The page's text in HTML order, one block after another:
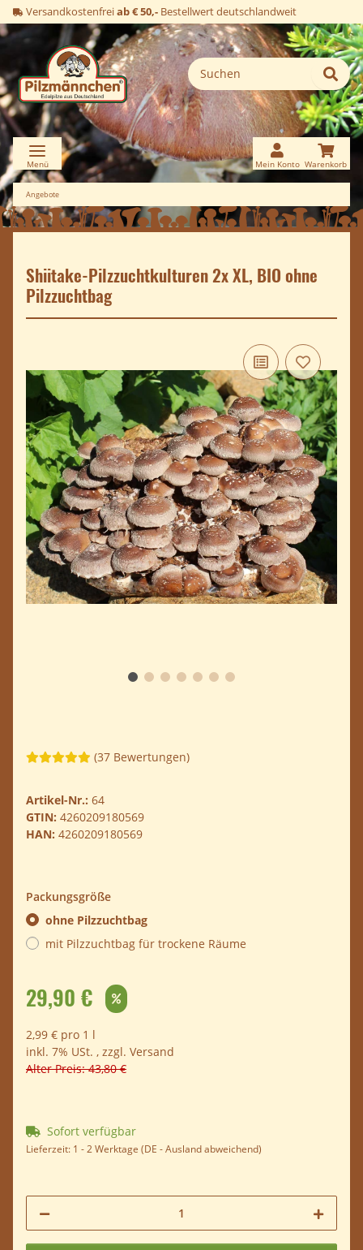
Versandkostenfreiab € 50,- Bestellwert deutschlandweit
Angebote
Shiitake-Pilzzuchtkulturen 2x XL, BIO ohne
Pilzzuchtbag
(37 Bewertungen)
Artikel-Nr.: 64
GTIN: 4260209180569
HAN: 4260209180569
Packungsgröße
ohne Pilzzuchtbag
mit Pilzzuchtbag für trockene Räume
29,90 €
2,99 € pro 1 l
inkl. 7% USt. , zzgl. Versand
Alter Preis: 43,80 €
Sofort verfügbar
Lieferzeit: 1 - 2 Werktage (DE - Ausland abweichend)